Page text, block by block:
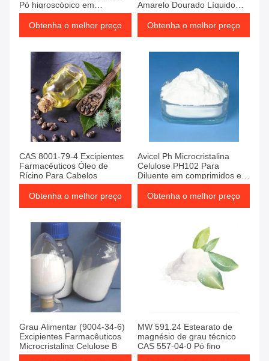
Pó higroscópico em
medicamentos
Obtenha o melhor preço
Amarelo Dourado Líquido
Oleoso
Obtenha o melhor preço
CAS 8001-79-4 Excipientes
Farmacêuticos Óleo de
Rícino Para Cabelos
Obtenha o melhor preço
Avicel Ph Microcristalina
Celulose PH102 Para
Diluente em comprimidos e
cápsulas
Obtenha o melhor preço
Grau Alimentar (9004-34-6)
Excipientes Farmacêuticos
Microcristalina Celulose B
MW 591.24 Estearato de
magnésio de grau técnico
CAS 557-04-0 Pó fino